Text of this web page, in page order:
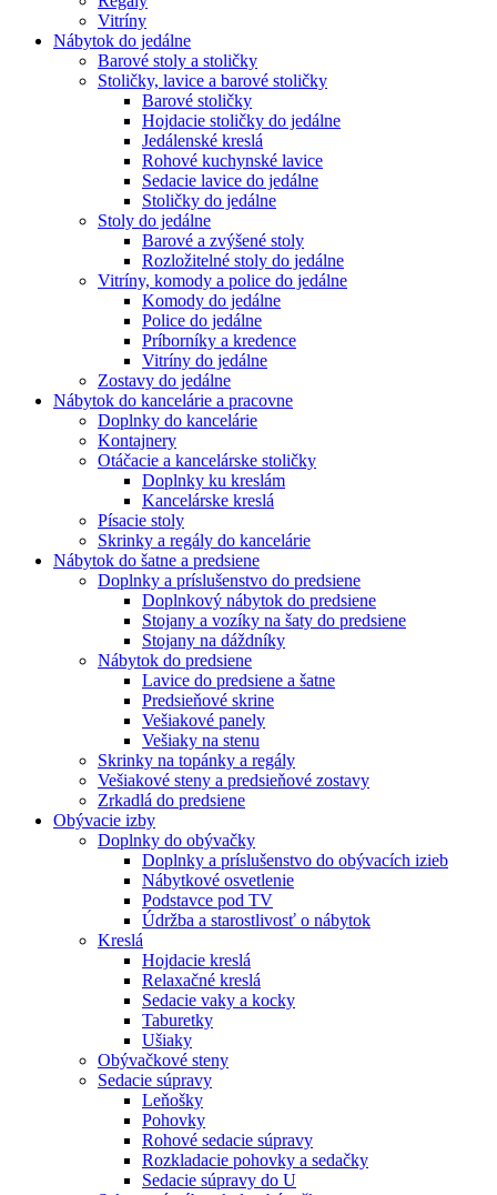
Vitríny
Nábytok do jedálne
Barové stoly a stoličky
Stoličky, lavice a barové stoličky
Barové stoličky
Hojdacie stoličky do jedálne
Jedálenské kreslá
Rohové kuchynské lavice
Sedacie lavice do jedálne
Stoličky do jedálne
Stoly do jedálne
Barové a zvýšené stoly
Rozložitelné stoly do jedálne
Vitríny, komody a police do jedálne
Komody do jedálne
Police do jedálne
Príborníky a kredence
Vitríny do jedálne
Zostavy do jedálne
Nábytok do kancelárie a pracovne
Doplnky do kancelárie
Kontajnery
Otáčacie a kancelárske stoličky
Doplnky ku kreslám
Kancelárske kreslá
Písacie stoly
Skrinky a regály do kancelárie
Nábytok do šatne a predsiene
Doplnky a príslušenstvo do predsiene
Doplnkový nábytok do predsiene
Stojany a vozíky na šaty do predsiene
Stojany na dáždníky
Nábytok do predsiene
Lavice do predsiene a šatne
Predsieňové skrine
Vešiakové panely
Vešiaky na stenu
Skrinky na topánky a regály
Vešiakové steny a predsieňové zostavy
Zrkadlá do predsiene
Obývacie izby
Doplnky do obývačky
Doplnky a príslušenstvo do obývacích izieb
Nábytkové osvetlenie
Podstavce pod TV
Údržba a starostlivosť o nábytok
Kreslá
Hojdacie kreslá
Relaxačné kreslá
Sedacie vaky a kocky
Taburetky
Ušiaky
Obývačkové steny
Sedacie súpravy
Leňošky
Pohovky
Rohové sedacie súpravy
Rozkladacie pohovky a sedačky
Sedacie súpravy do U